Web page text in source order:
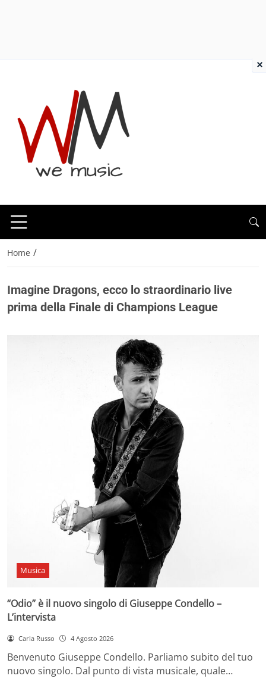
Home /
Imagine Dragons, ecco lo straordinario live
prima della Finale di Champions League
Musica
“Odio” è il nuovo singolo di Giuseppe Condello –
L’intervista
Carla Russo 4 Agosto 2026
Benvenuto Giuseppe Condello. Parliamo subito del tuo
nuovo singolo. Dal punto di vista musicale, quale…
×